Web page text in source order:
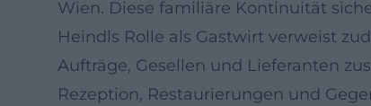
Wien. Diese familiäre Kontinuität
Heindls Rolle als Gastwirt verweist
Aufträge, Gesellen und Lieferanten
Rezeption, Restaurierungen und